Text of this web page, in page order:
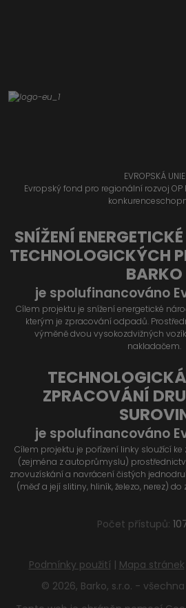
EVROPSKÁ UNIE
Evropský fond pro regionální rozvoj
SNÍŽENÍ
TECHNOLOGICKÝCH
BARKO
je spolufinancováno
Cílem projektu je snížení energetické
kterým je zpracování odpadů.
výměně dvou vysokozdvižných
nakladačem.
ZPRACOVÁNÍ
je spolufinancováno
Cílem projektu je pořízení linky sloužící
(zejména z autoprůmyslu)
znovuzískání a navrácení čistých
(měď a její slitiny, hliník, železo, nerez)
Počet přístupů:
© 2026, Barko, s.r.o. -
Podmínky použití | Mapa stránek